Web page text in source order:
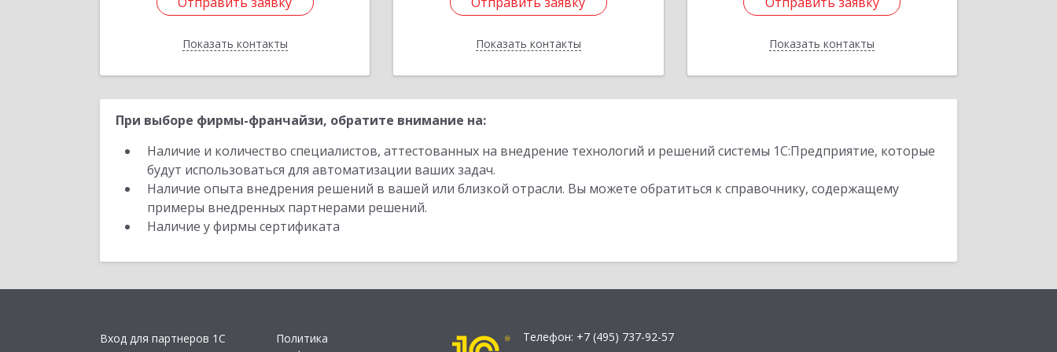
Показать контакты
Назад Показать контакты
Назад Показать контакты
Назад
При выборе фирмы-франчайзи, обратите внимание на:
Наличие и количество специалистов, аттестованных на внедрение технологий и решений системы 1С:Предприятие, которые
будут использоваться для автоматизации ваших задач.
Наличие опыта внедрения решений в вашей или близкой отрасли. Вы можете обратиться к справочнику, содержащему
примеры внедренных партнерами решений.
Наличие у фирмы сертификата
Вход для партнеров 1С
Политика
Телефон: +7 (495) 737-92-57